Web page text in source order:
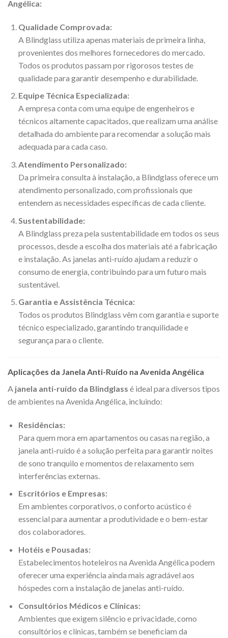
Angélica:
Qualidade Comprovada:
A Blindglass utiliza apenas materiais de primeira linha,
provenientes dos melhores fornecedores do mercado.
Todos os produtos passam por rigorosos testes de
qualidade para garantir desempenho e durabilidade.
Equipe Técnica Especializada:
A empresa conta com uma equipe de engenheiros e
técnicos altamente capacitados, que realizam uma análise
detalhada do ambiente para recomendar a solução mais
adequada para cada caso.
Atendimento Personalizado:
Da primeira consulta à instalação, a Blindglass oferece um
atendimento personalizado, com profissionais que
entendem as necessidades específicas de cada cliente.
Sustentabilidade:
A Blindglass preza pela sustentabilidade em todos os seus
processos, desde a escolha dos materiais até a fabricação
e instalação. As janelas anti-ruído ajudam a reduzir o
consumo de energia, contribuindo para um futuro mais
sustentável.
Garantia e Assistência Técnica:
Todos os produtos Blindglass vêm com garantia e suporte
técnico especializado, garantindo tranquilidade e
segurança para o cliente.
Aplicações da Janela Anti-Ruído na Avenida Angélica
A janela anti-ruído da Blindglass é ideal para diversos tipos
de ambientes na Avenida Angélica, incluindo:
Residências:
Para quem mora em apartamentos ou casas na região, a
janela anti-ruído é a solução perfeita para garantir noites
de sono tranquilo e momentos de relaxamento sem
interferências externas.
Escritórios e Empresas:
Em ambientes corporativos, o conforto acústico é
essencial para aumentar a produtividade e o bem-estar
dos colaboradores.
Hotéis e Pousadas:
Estabelecimentos hoteleiros na Avenida Angélica podem
oferecer uma experiência ainda mais agradável aos
hóspedes com a instalação de janelas anti-ruído.
Consultórios Médicos e Clínicas:
Ambientes que exigem silêncio e privacidade, como
consultórios e clínicas, também se beneficiam da